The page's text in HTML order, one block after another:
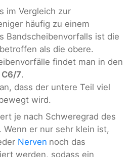
im Vergleich zur
häufig zu einem
Bandscheibenvorfalls ist die
als die obere.
findet man in den
C6/7.
dass der untere Teil viel
wird.
je nach Schweregrad des
Wenn er nur sehr klein ist,
Nerven noch das
werden, sodass ein